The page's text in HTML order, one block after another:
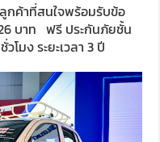
กค้าที่สนใจพร้อมรับข้อ
บาท ฟรี ประกันภัยชั้น
โมง ระยะเวลา 3 ปี